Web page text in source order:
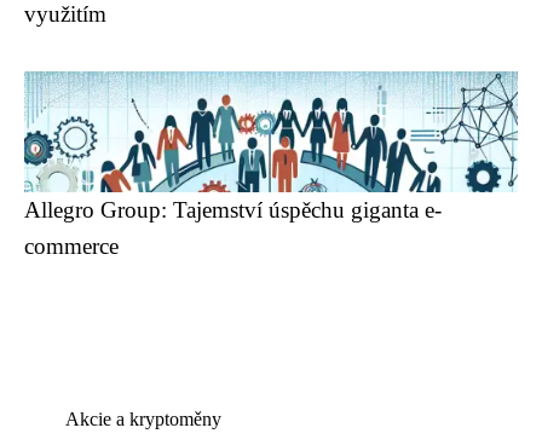
využitím
Allegro Group: Tajemství úspěchu giganta e-
commerce
Akcie a kryptoměny